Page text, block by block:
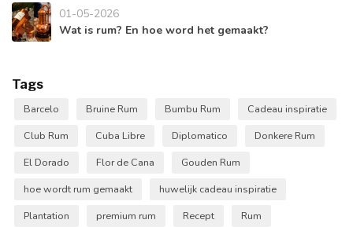
01-05-2026
Wat is rum? En hoe word het gemaakt?
Tags
Barcelo Bruine Rum Bumbu Rum
Cadeau inspiratie
Club Rum
Cuba Libre Diplomatico
Donkere Rum
El Dorado
Flor de Cana
Gouden Rum
hoe wordt rum gemaakt
huwelijk cadeau inspiratie
Plantation
premium rum Recept
Rum